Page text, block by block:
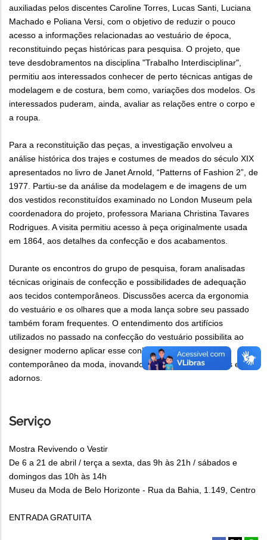
auxiliadas pelos discentes Caroline Torres, Lucas Santi, Luciana
Machado e Poliana Versi, com o objetivo de reduzir o pouco
acesso a informações relacionadas ao vestuário de época,
reconstituindo peças históricas para pesquisa. O projeto, que
teve desdobramentos na disciplina "Trabalho Interdisciplinar",
permitiu aos interessados conhecer de perto técnicas antigas de
modelagem e de costura, bem como, variações dos modelos. Os
interessados puderam, ainda, avaliar as relações entre o corpo e
a roupa.
Para a reconstituição das peças, a investigação envolveu a
análise histórica dos trajes e costumes de meados do século XIX
apresentados no livro de Janet Arnold, “Patterns of Fashion 2”, de
1977. Partiu-se da análise da modelagem e de imagens de um
dos vestidos reconstituídos examinado no London Museum pela
coordenadora do projeto, professora Mariana Christina Tavares
Rodrigues. A visita permitiu acesso à peça originalmente usada
em 1864, aos detalhes da confecção e dos acabamentos.
Durante os encontros do grupo de pesquisa, foram analisadas
técnicas originais de confecção e possibilidades de adequação
aos tecidos contemporâneos. Discussões acerca da ergonomia
do vestuário e os olhares que a moda lança sobre seu passado
também foram frequentes. O entendimento dos artifícios
utilizados no passado na confecção do vestuário possibilita ao
designer moderno aplicar esse conhecimento ao mercado
contemporâneo da moda, inovando em formas, em tecidos e em
adornos.
Serviço
Mostra Revivendo o Vestir
De 6 a 21 de abril / terça a sexta, das 9h às 21h / sábados e
domingos das 10h às 14h
Museu da Moda de Belo Horizonte - Rua da Bahia, 1.149, Centro
ENTRADA GRATUITA